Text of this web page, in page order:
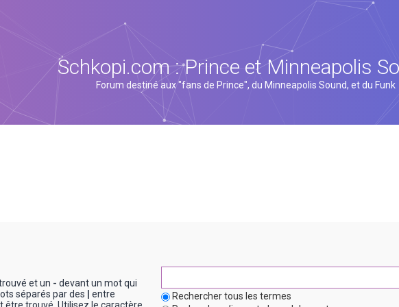
Schkopi.com : Prince et Minneapolis
Forum destiné aux "fans de Prince", du Minneapolis Sound, et du Funk
et un - devant un mot qui
séparés par des
entre
Rechercher tous les termes